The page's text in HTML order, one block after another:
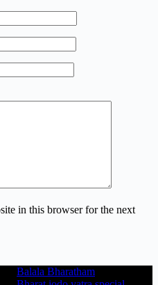
in this browser for the next
Balala Bharatham